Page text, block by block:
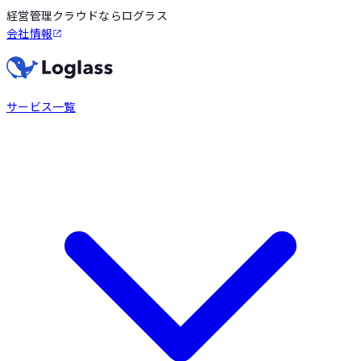
経営管理クラウドならログラス
会社情報
サービス一覧